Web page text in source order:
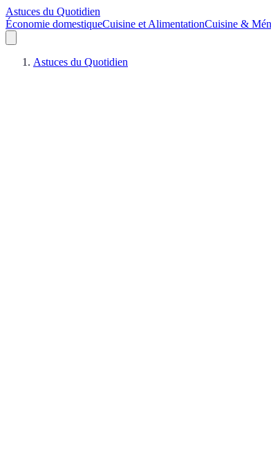
Astuces du Quotidien
Économie domestiqueCuisine et AlimentationCuisine &
Astuces du Quotidien